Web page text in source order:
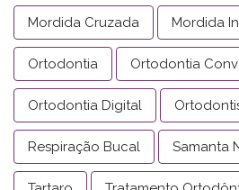
Mordida Cruzada Mordida
Ortodontia Ortodontia
Ortodontia Digital
Respiração Bucal Samanta